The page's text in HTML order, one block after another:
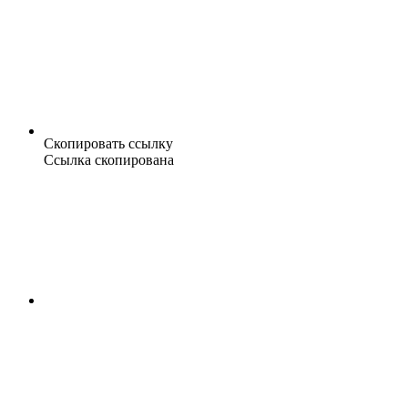
Скопировать ссылку
Ссылка скопирована